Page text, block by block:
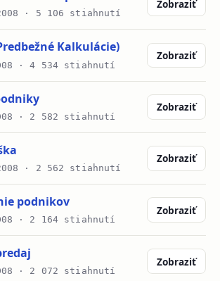
· 5 106 stiahnutí
Zobraziť
Kalkulácie)
· 4 534 stiahnutí
Zobraziť
· 2 582 stiahnutí
Zobraziť
· 2 562 stiahnutí
Zobraziť
podnikov
· 2 164 stiahnutí
Zobraziť
· 2 072 stiahnutí
Zobraziť